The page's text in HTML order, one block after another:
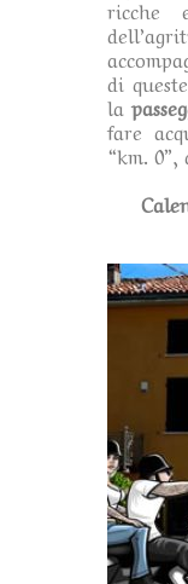
ricche
di
la
fare
“km.